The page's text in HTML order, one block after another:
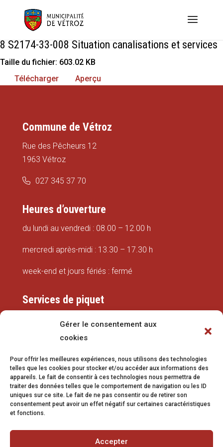
Gérer le consentement aux
cookies
Pour offrir les meilleures expériences, nous utilisons des technologies
telles que les cookies pour stocker et/ou accéder aux informations des
appareils. Le fait de consentir à ces technologies nous permettra de
traiter des données telles que le comportement de navigation ou les ID
uniques sur ce site. Le fait de ne pas consentir ou de retirer son
consentement peut avoir un effet négatif sur certaines caractéristiques
et fonctions.
Accepter
8 S2174-33-008 Situation canalisations et services
Taille du fichier: 603.02 KB
Télécharger
Aperçu
Commune de Vétroz
Rue des Pêcheurs 12
1963 Vétroz
027 345 37 70
Heures d’ouverture
du lundi au vendredi : 08.00 – 12.00 h
mercredi après-midi : 13.30 – 17.30 h
week-end et jours fériés : fermé
Services de piquet
079 337 66 42
eaux@vetroz.ch
Travaux publics
079 213 92 08